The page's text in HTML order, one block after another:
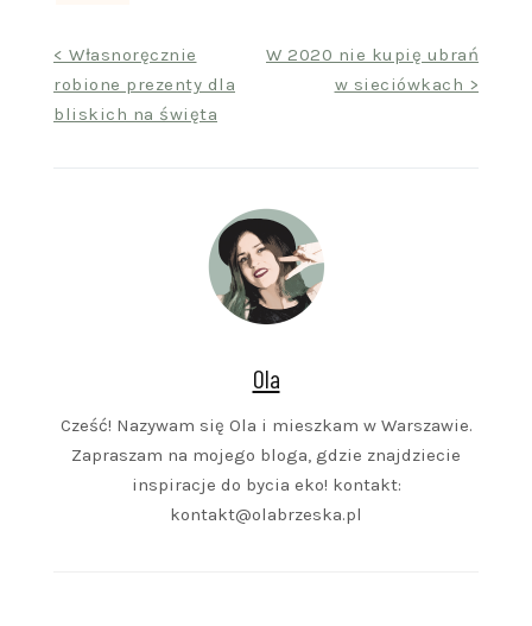
Nawigacja
wpisu
< Własnoręcznie
robione prezenty dla
bliskich na święta
W 2020 nie kupię ubrań
w sieciówkach >
Ola
Cześć! Nazywam się Ola i mieszkam w Warszawie.
Zapraszam na mojego bloga, gdzie znajdziecie
inspiracje do bycia eko! kontakt:
kontakt@olabrzeska.pl